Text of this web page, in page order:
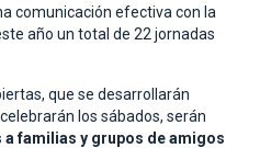
comunicación efectiva con la
año un total de 22 jornadas
que se desarrollarán
los sábados, serán
familias y grupos de amigos